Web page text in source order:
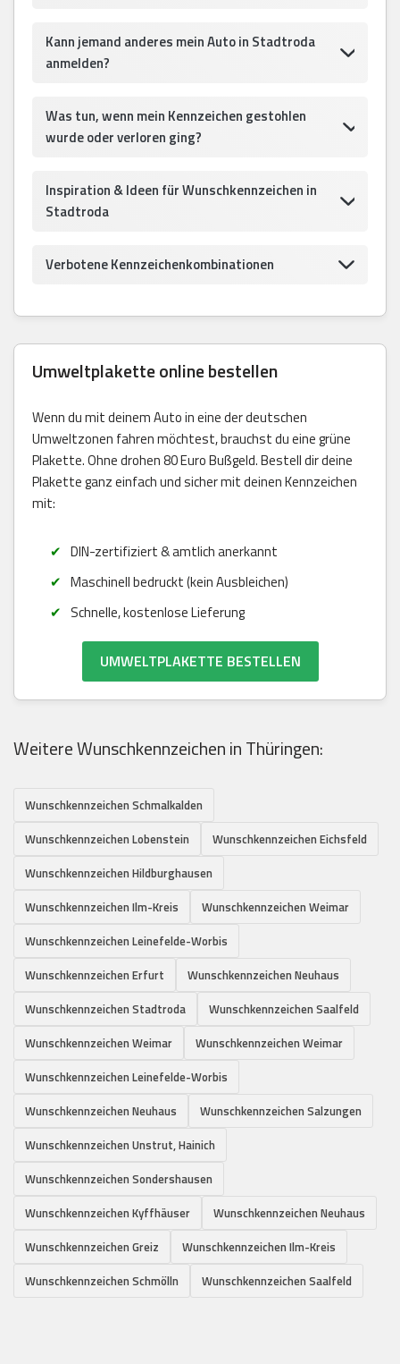
Kann jemand anderes mein Auto in Stadtroda
anmelden?
Was tun, wenn mein Kennzeichen gestohlen
wurde oder verloren ging?
Inspiration & Ideen für Wunschkennzeichen in
Stadtroda
Verbotene Kennzeichenkombinationen
Umweltplakette online bestellen
Wenn du mit deinem Auto in eine der deutschen
Umweltzonen fahren möchtest, brauchst du eine grüne
Plakette. Ohne drohen 80 Euro Bußgeld. Bestell dir deine
Plakette ganz einfach und sicher mit deinen Kennzeichen
mit:
DIN-zertifiziert & amtlich anerkannt
Maschinell bedruckt (kein Ausbleichen)
Schnelle, kostenlose Lieferung
UMWELTPLAKETTE BESTELLEN
Weitere Wunschkennzeichen in Thüringen:
Wunschkennzeichen Schmalkalden
Wunschkennzeichen Lobenstein
Wunschkennzeichen Eichsfeld
Wunschkennzeichen Hildburghausen
Wunschkennzeichen Ilm-Kreis
Wunschkennzeichen Weimar
Wunschkennzeichen Leinefelde-Worbis
Wunschkennzeichen Erfurt
Wunschkennzeichen Neuhaus
Wunschkennzeichen Stadtroda
Wunschkennzeichen Saalfeld
Wunschkennzeichen Weimar
Wunschkennzeichen Weimar
Wunschkennzeichen Leinefelde-Worbis
Wunschkennzeichen Neuhaus
Wunschkennzeichen Salzungen
Wunschkennzeichen Unstrut, Hainich
Wunschkennzeichen Sondershausen
Wunschkennzeichen Kyffhäuser
Wunschkennzeichen Neuhaus
Wunschkennzeichen Greiz
Wunschkennzeichen Ilm-Kreis
Wunschkennzeichen Schmölln
Wunschkennzeichen Saalfeld